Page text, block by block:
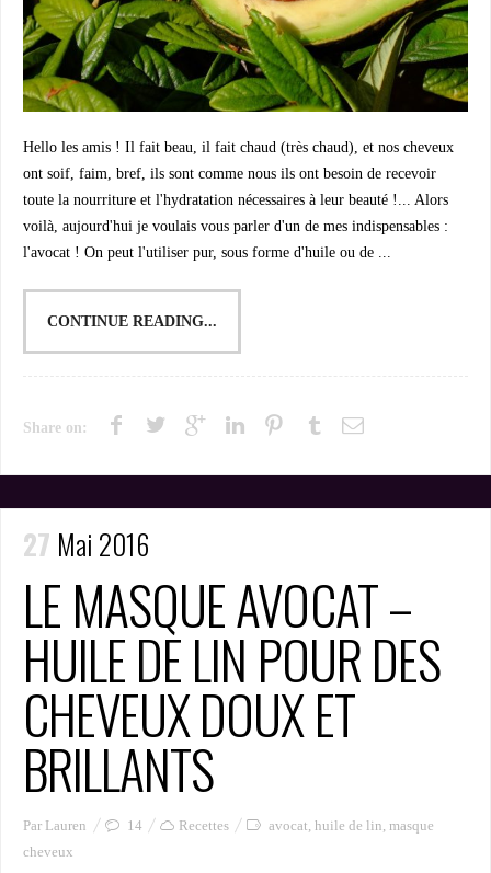
Hello les amis ! Il fait beau, il fait chaud (très chaud), et nos cheveux
ont soif, faim, bref, ils sont comme nous ils ont besoin de recevoir
toute la nourriture et l'hydratation nécessaires à leur beauté !... Alors
voilà, aujourd'hui je voulais vous parler d'un de mes indispensables :
l'avocat ! On peut l'utiliser pur, sous forme d'huile ou de ...
CONTINUE READING...
Share on:
27 Mai 2016
LE MASQUE AVOCAT –
HUILE DE LIN POUR DES
CHEVEUX DOUX ET
BRILLANTS
Par Lauren 14 Recettes avocat huile de lin masque
cheveux